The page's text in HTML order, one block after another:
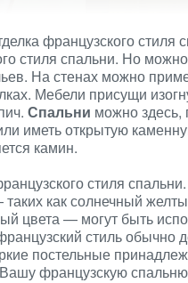
французского
стиля спальни. Но
На стенах можно
Мебели присущи
Спальни можно здесь,
иметь открытую
камин.
стиля
как солнечный
цвета — могут быть
стиль обычно
постельные
французскую